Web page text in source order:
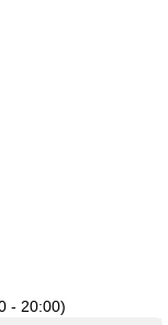
- 20:00)